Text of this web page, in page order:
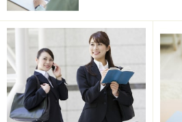
受験資格 特に制限なし
受験料 5,100円
試験日程 ４月、10月